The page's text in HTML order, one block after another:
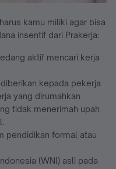
kamu miliki agar bisa
insentif dari Prakerja:
aktif mencari kerja
kepada pekerja
yang dirumahkan
tidak menerimah upah
pendidikan formal atau
(WNI) asli pada